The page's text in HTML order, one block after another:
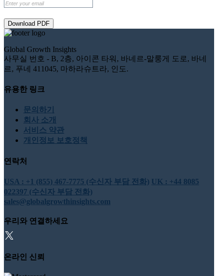
Download PDF
Global Growth Insights
사무실 번호 - B, 2층, 아이콘 타워, 바네르-말룽게 도로, 바네
르, 푸네 411045, 마하라슈트라, 인도.
유용한 링크
문의하기
회사 소개
서비스 약관
개인정보 보호정책
연락처
USA : +1 (855) 467-7775 (수신자 부담 전화) UK : +44 8085
022397 (수신자 부담 전화)
sales@globalgrowthinsights.com
우리와 연결하세요
온라인 신뢰